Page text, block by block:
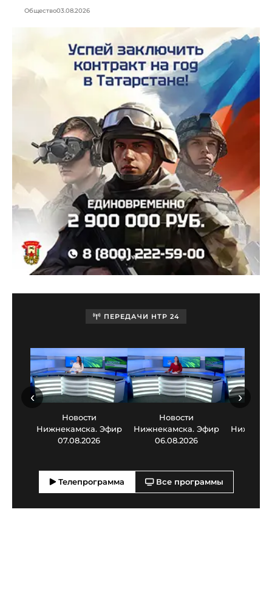
Общество03.08.2026
ПЕРЕДАЧИ НТР 24
Новости
Нижнекамска. Эфир
07.08.2026
Новости
Нижнекамска. Эфир
06.08.2026
‹ ›
Телепрограмма Все программы